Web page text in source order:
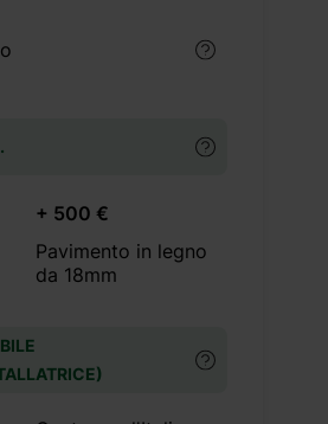
+ 500 €
Pavimento in legno
da 18mm